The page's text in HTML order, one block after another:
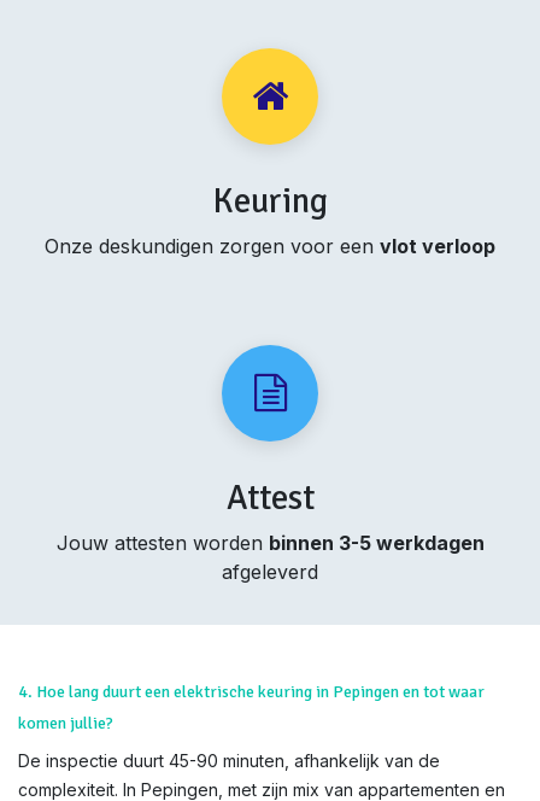
Keuring
Onze deskundigen zorgen voor een vlot verloop
Attest
Jouw attesten worden binnen 3-5 werkdagen
afgeleverd
4. Hoe lang duurt een elektrische keuring in Pepingen en tot waar
komen jullie?
De inspectie duurt 45-90 minuten, afhankelijk van de
complexiteit. In Pepingen, met zijn mix van appartementen en